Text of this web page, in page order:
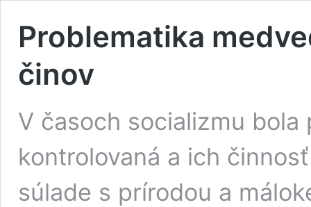
Problematika
činov
V časoch socializmu
kontrolovaná a ich
súlade s prírodou a